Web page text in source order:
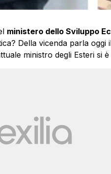
ministero dello Sviluppo
Della vicenda parla oggi
ministro degli Esteri si